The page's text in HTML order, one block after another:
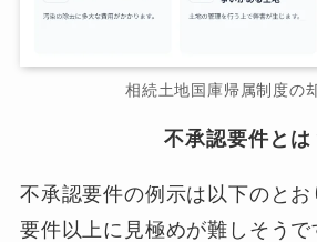
相続土地国庫帰属制度の
不承認要件とは
不承認要件の例示は以下のと
要件以上に見極めが難しそう